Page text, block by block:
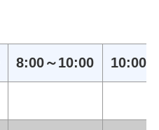
8:00～10:00 10:00